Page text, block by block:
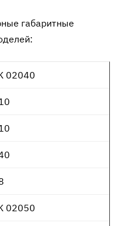
габаритные
02040
02050